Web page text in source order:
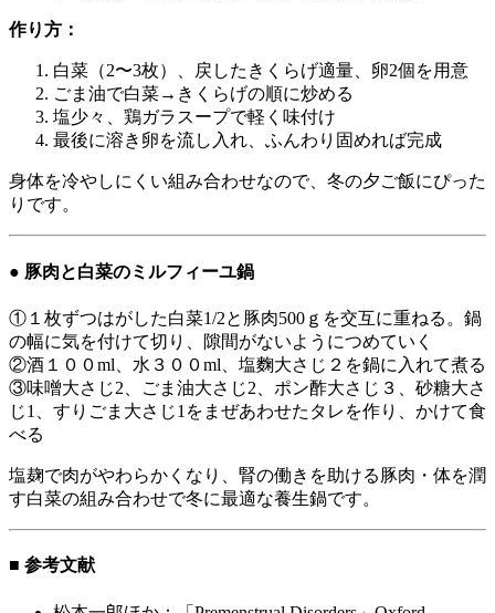
作り方：
白菜（2〜3枚）、戻したきくらげ適量、卵2個を用意
ごま油で白菜→きくらげの順に炒める
塩少々、鶏ガラスープで軽く味付け
最後に溶き卵を流し入れ、ふんわり固めれば完成
身体を冷やしにくい組み合わせなので、冬の夕ご飯にぴった
りです。
● 豚肉と白菜のミルフィーユ鍋
①１枚ずつはがした白菜1/2と豚肉500ｇを交互に重ねる。鍋
の幅に気を付けて切り、隙間がないようにつめていく
②酒１００ml、水３００ml、塩麴大さじ２を鍋に入れて煮る
③味噌大さじ2、ごま油大さじ2、ポン酢大さじ３、砂糖大さ
じ1、すりごま大さじ1をまぜあわせたタレを作り、かけて食
べる
塩麹で肉がやわらかくなり、腎の働きを助ける豚肉・体を潤
す白菜の組み合わせで冬に最適な養生鍋です。
■ 参考文献